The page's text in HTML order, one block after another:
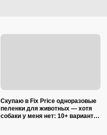
Скупаю в Fix Price одноразовые
пеленки для животных — хотя
собаки у меня нет: 10+ вариантов